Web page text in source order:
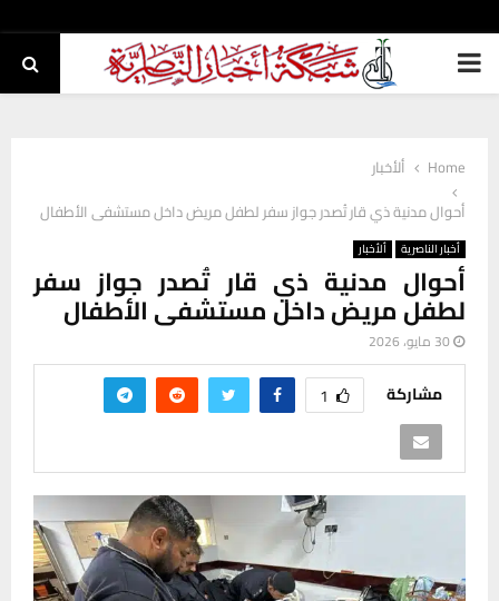
PRIMARY
Home
ألأخبار
أحوال مدنية ذي قار تُصدر جواز سفر لطفل مريض داخل مستشفى الأطفال
أخبار الناصرية ألأخبار
أحوال مدنية ذي قار تُصدر جواز سفر
لطفل مريض داخل مستشفى الأطفال
30 مايو، 2026
مشاركة 1